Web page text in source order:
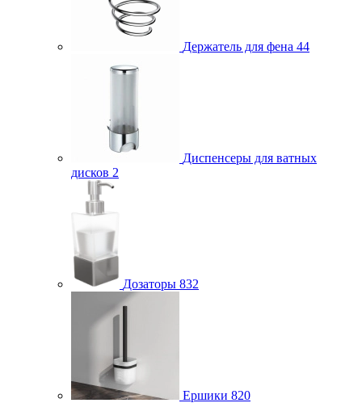
Держатель для фена 44
Диспенсеры для ватных
дисков 2
Дозаторы 832
Ершики 820